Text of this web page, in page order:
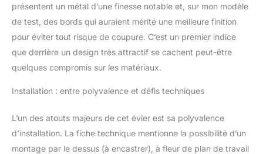
en 1
Basculez sans
effort entre les modes
normal et cascade avec
un seul bouton, et
profitez de la flexibilité
s'étendant jusqu'à 350
mm et pivotant à 360 °,
tâches de cuisine. Faites
l'expérience de la
commodité avec notre
présentent un métal d’une finesse notable et, sur mon modèle
de test, des bords qui auraient mérité une meilleure finition
pour éviter tout risque de coupure. C’est un premier indice
que derrière un design très attractif se cachent peut-être
quelques compromis sur les matériaux.
Installation : entre polyvalence et défis techniques
L’un des atouts majeurs de cet évier est sa polyvalence
d’installation. La fiche technique mentionne la possibilité d’un
montage par le dessus (à encastrer), à fleur de plan de travail